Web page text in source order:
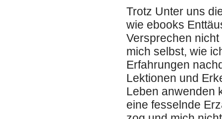
Trotz Unter uns
wie ebooks
Versprechen
mich selbst, wie
Erfahrungen
Lektionen und
Leben anwenden
eine fesselnde